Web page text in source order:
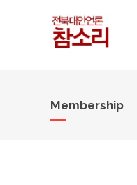
Membership